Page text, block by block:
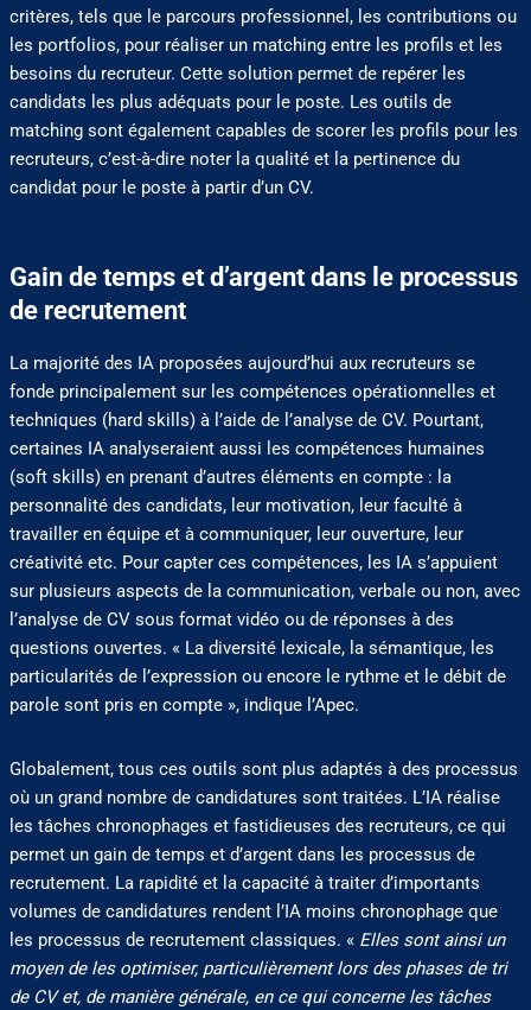
critères, tels que le parcours professionnel, les contributions ou
les portfolios, pour réaliser un matching entre les profils et les
besoins du recruteur. Cette solution permet de repérer les
candidats les plus adéquats pour le poste. Les outils de
matching sont également capables de scorer les profils pour les
recruteurs, c’est-à-dire noter la qualité et la pertinence du
candidat pour le poste à partir d’un CV.
Gain de temps et d’argent dans le processus
de recrutement
La majorité des IA proposées aujourd’hui aux recruteurs se
fonde principalement sur les compétences opérationnelles et
techniques (hard skills) à l’aide de l’analyse de CV. Pourtant,
certaines IA analyseraient aussi les compétences humaines
(soft skills) en prenant d’autres éléments en compte : la
personnalité des candidats, leur motivation, leur faculté à
travailler en équipe et à communiquer, leur ouverture, leur
créativité etc. Pour capter ces compétences, les IA s’appuient
sur plusieurs aspects de la communication, verbale ou non, avec
l’analyse de CV sous format vidéo ou de réponses à des
questions ouvertes. « La diversité lexicale, la sémantique, les
particularités de l’expression ou encore le rythme et le débit de
parole sont pris en compte », indique l’Apec.
Globalement, tous ces outils sont plus adaptés à des processus
où un grand nombre de candidatures sont traitées. L’IA réalise
les tâches chronophages et fastidieuses des recruteurs, ce qui
permet un gain de temps et d’argent dans les processus de
recrutement. La rapidité et la capacité à traiter d’importants
volumes de candidatures rendent l’IA moins chronophage que
les processus de recrutement classiques. « Elles sont ainsi un
moyen de les optimiser, particulièrement lors des phases de tri
de CV et, de manière générale, en ce qui concerne les tâches